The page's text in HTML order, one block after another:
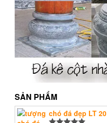
SẢN PHẨM
chó đá đẹp LT 20